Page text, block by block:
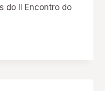
do II Encontro do